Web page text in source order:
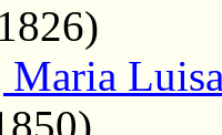
Maria